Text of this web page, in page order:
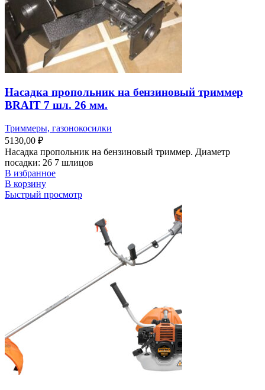
Насадка пропольник на бензиновый триммер
BRAIT 7 шл. 26 мм.
Триммеры, газонокосилки
5130,00 ₽
Насадка пропольник на бензиновый триммер. Диаметр
посадки: 26 7 шлицов
В избранное
В корзину
Быстрый просмотр